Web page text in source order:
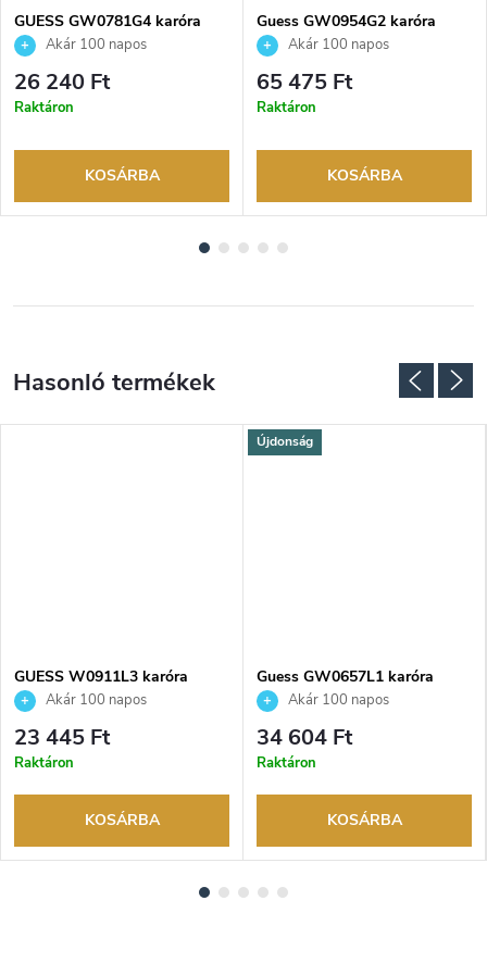
GUESS GW0781G4 karóra
Akár 100 napos
visszaküldési lehetőség. Hivatalos
márkakereskedő.
26 240 Ft
Raktáron
KOSÁRBA
Guess GW0954G2 karóra
Akár 100 napos
visszaküldési lehetőség. Hivatalos
márkakereskedő.
65 475 Ft
Raktáron
KOSÁRBA
GUESS W0911L3 karóra
Akár 100 napos
visszaküldési lehetőség. Hivatalos
márkakereskedő.
23 445 Ft
Raktáron
KOSÁRBA
Újdonság
Guess GW0657L1 karóra
Akár 100 napos
visszaküldési lehetőség. Hivatalos
márkakereskedő.
34 604 Ft
Raktáron
KOSÁRBA